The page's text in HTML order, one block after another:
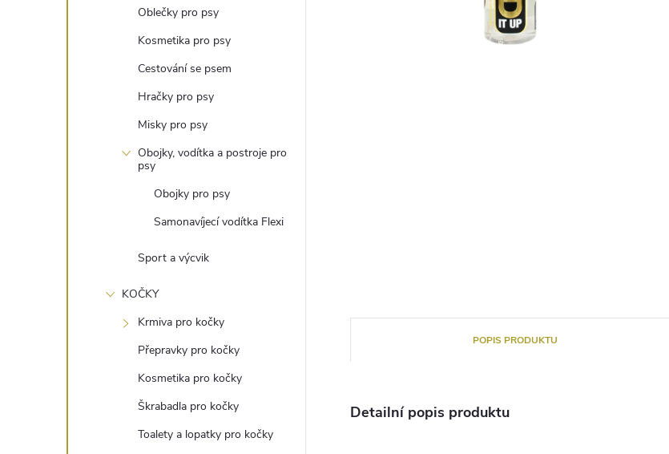
Oblečky pro psy
Kosmetika pro psy
Cestování se psem
Hračky pro psy
Misky pro psy
Obojky, vodítka a postroje pro
psy
Obojky pro psy
Samonavíjecí vodítka Flexi
Sport a výcvik
KOČKY
Krmiva pro kočky
Přepravky pro kočky
Kosmetika pro kočky
Škrabadla pro kočky
Toalety a lopatky pro kočky
POPIS PRODUKTU
Detailní popis produktu